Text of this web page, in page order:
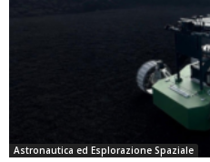
Astronautica ed Esplorazione Spaziale